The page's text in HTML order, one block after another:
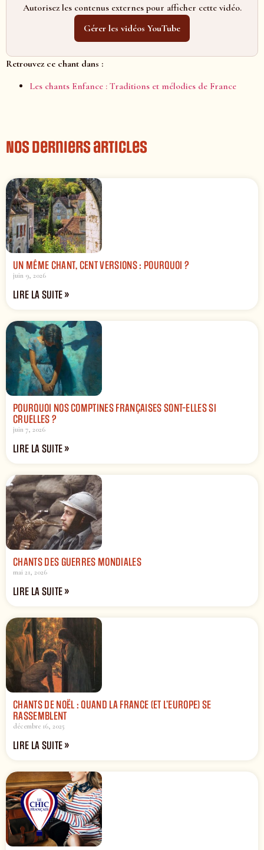
Autorisez les contenus externes pour afficher cette vidéo.
Gérer les vidéos YouTube
Retrouvez ce chant dans :
Les chants Enfance : Traditions et mélodies de France
Nos derniers articles
UN MÊME CHANT, CENT VERSIONS : POURQUOI ?
juin 9, 2026
LIRE LA SUITE »
POURQUOI NOS COMPTINES FRANÇAISES SONT-ELLES SI
CRUELLES ?
juin 7, 2026
LIRE LA SUITE »
CHANTS DES GUERRES MONDIALES
mai 21, 2026
LIRE LA SUITE »
CHANTS DE NOËL : QUAND LA FRANCE (ET L’EUROPE) SE
RASSEMBLENT
décembre 16, 2025
LIRE LA SUITE »